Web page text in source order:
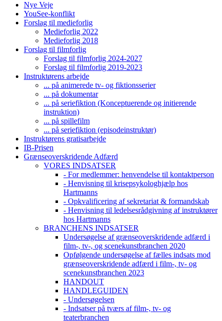
Nye Veje
YouSee-konflikt
Forslag til medieforlig
Medieforlig 2022
Medieforlig 2018
Forslag til filmforlig
Forslag til filmforlig 2024-2027
Forslag til filmforlig 2019-2023
Instruktørens arbejde
... på animerede tv- og fiktionsserier
... på dokumentar
... på seriefiktion (Konceptuerende og initierende
instruktion)
... på spillefilm
... på seriefiktion (episodeinstruktør)
Instruktørens gratisarbejde
IB-Prisen
Grænseoverskridende Adfærd
VORES INDSATSER
- For medlemmer: henvendelse til kontaktperson
- Henvisning til krisepsykologhjælp hos
Hartmanns
- Opkvalificering af sekretariat & formandskab
- Henvisning til ledelsesrådgivning af instruktører
hos Hartmanns
BRANCHENS INDSATSER
Undersøgelse af grænseoverskridende adfærd i
film-, tv-, og scenekunstbranchen 2020
Opfølgende undersøgelse af fælles indsats mod
grænseoverskridende adfærd i film-, tv- og
scenekunstbranchen 2023
HANDOUT
HANDLEGUIDEN
- Undersøgelsen
- Indsatser på tværs af film-, tv- og
teaterbranchen